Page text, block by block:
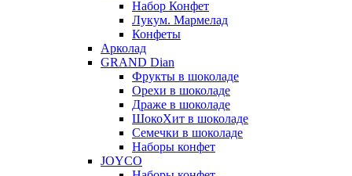
Набор Конфет
Лукум. Мармелад
Конфеты
Арколад
GRAND Dian
Фрукты в шоколаде
Орехи в шоколаде
Драже в шоколаде
ШокоХит в шоколаде
Семечки в шоколаде
Наборы конфет
JOYCO